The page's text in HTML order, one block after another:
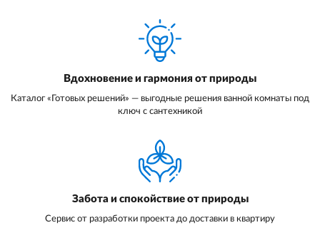
Вдохновение и гармония от природы
Каталог «Готовых решений» — выгодные решения ванной комнаты под
ключ с сантехникой
Забота и спокойствие от природы
Сервис от разработки проекта до доставки в квартиру